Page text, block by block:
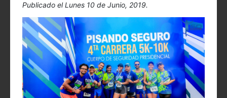
Publicado el Lunes 10 de Junio, 2019.